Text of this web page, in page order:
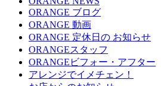
ORANGE ブログ
ORANGE 動画
ORANGE 定休日の お知らせ
ORANGEスタッフ
ORANGEビフォー・アフター
アレンジでイメチェン！